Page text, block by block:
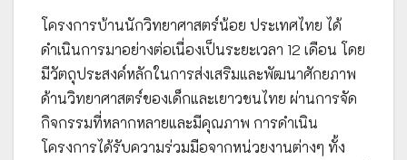
โครงการบ้านนักวิทยาศาสตร์น้อย ประเทศไทย ได้
ดำเนินการมาอย่างต่อเนื่องเป็นระยะเวลา 12 เดือน โดย
มีวัตถุประสงค์หลักในการส่งเสริมและพัฒนาศักยภาพ
ด้านวิทยาศาสตร์ของเด็กและเยาวชนไทย ผ่านการจัด
กิจกรรมที่หลากหลายและมีคุณภาพ การดำเนิน
โครงการได้รับความร่วมมือจากหน่วยงานต่างๆ ทั้ง